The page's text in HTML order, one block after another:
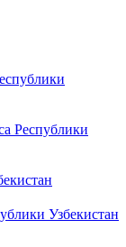
Республики
Узбекистан